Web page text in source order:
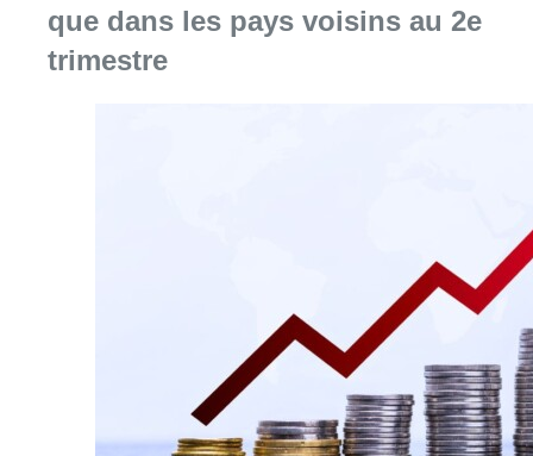
que dans les pays voisins au 2e
trimestre